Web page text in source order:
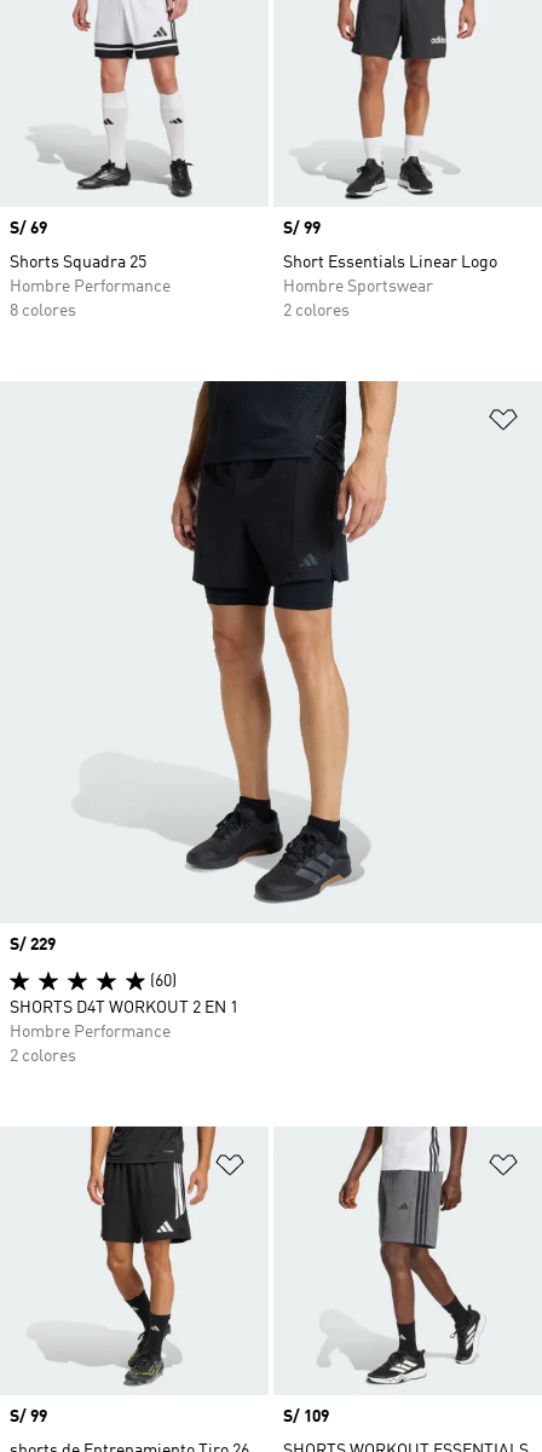
Precio
S/ 69
Shorts Squadra 25
Hombre Performance
8 colores
Precio
S/ 99
Short Essentials Linear Logo
Hombre Sportswear
2 colores
Añadir a la lista de deseos
Precio
S/ 99
Precio
S/ 109
Precio
S/ 229
(60)
SHORTS D4T WORKOUT 2 EN 1
Hombre Performance
2 colores